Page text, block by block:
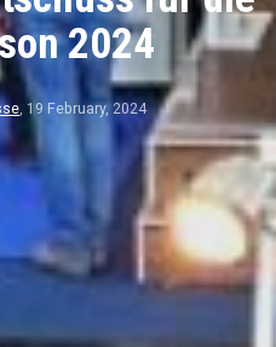
2024
, 19 February, 2024